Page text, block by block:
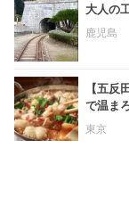
大人の
鹿児島
【五反
で温ま
東京